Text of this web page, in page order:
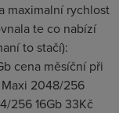
maximalní rychlost
te co nabízí
to stačí):
cena měsíční při
Maxi 2048/256
256 16Gb 33Kč